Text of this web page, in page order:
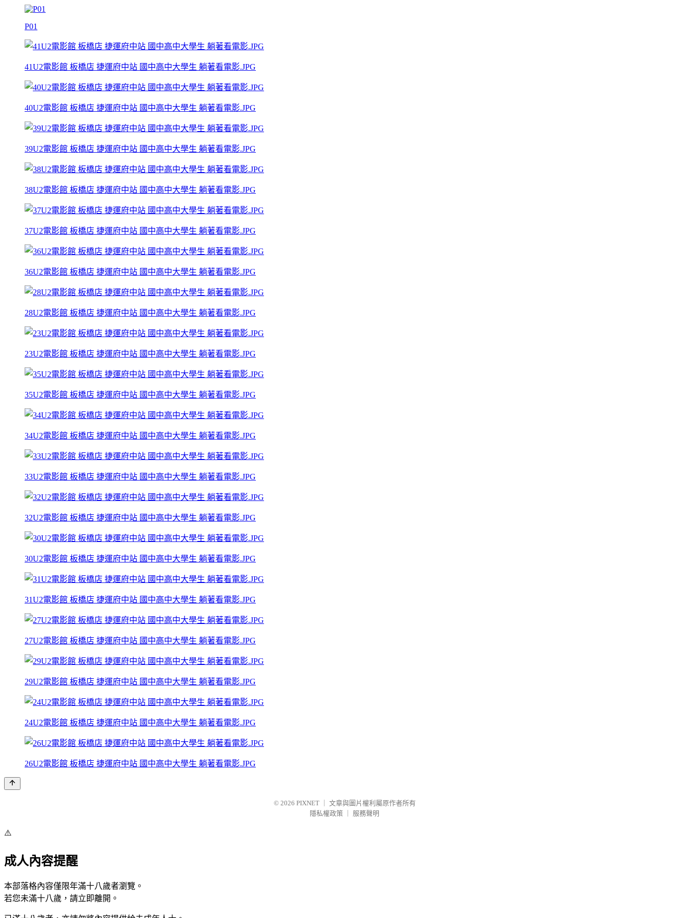
P01
41U2電影館 板橋店 捷運府中站 國中高中大學生 躺著看電影.JPG
40U2電影館 板橋店 捷運府中站 國中高中大學生 躺著看電影.JPG
39U2電影館 板橋店 捷運府中站 國中高中大學生 躺著看電影.JPG
38U2電影館 板橋店 捷運府中站 國中高中大學生 躺著看電影.JPG
37U2電影館 板橋店 捷運府中站 國中高中大學生 躺著看電影.JPG
36U2電影館 板橋店 捷運府中站 國中高中大學生 躺著看電影.JPG
28U2電影館 板橋店 捷運府中站 國中高中大學生 躺著看電影.JPG
23U2電影館 板橋店 捷運府中站 國中高中大學生 躺著看電影.JPG
35U2電影館 板橋店 捷運府中站 國中高中大學生 躺著看電影.JPG
34U2電影館 板橋店 捷運府中站 國中高中大學生 躺著看電影.JPG
33U2電影館 板橋店 捷運府中站 國中高中大學生 躺著看電影.JPG
32U2電影館 板橋店 捷運府中站 國中高中大學生 躺著看電影.JPG
30U2電影館 板橋店 捷運府中站 國中高中大學生 躺著看電影.JPG
31U2電影館 板橋店 捷運府中站 國中高中大學生 躺著看電影.JPG
27U2電影館 板橋店 捷運府中站 國中高中大學生 躺著看電影.JPG
29U2電影館 板橋店 捷運府中站 國中高中大學生 躺著看電影.JPG
24U2電影館 板橋店 捷運府中站 國中高中大學生 躺著看電影.JPG
26U2電影館 板橋店 捷運府中站 國中高中大學生 躺著看電影.JPG
© 2026 PIXNET
文章與圖片權利屬原作者所有
隱私權政策
服務聲明
⚠️
成人內容提醒
本部落格內容僅限年滿十八歲者瀏覽。
若您未滿十八歲，請立即離開。